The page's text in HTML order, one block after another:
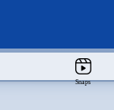
Snaps